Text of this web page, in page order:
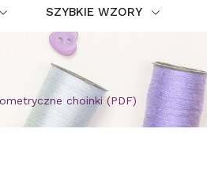
SZYBKIE WZORY
choinki (PDF)